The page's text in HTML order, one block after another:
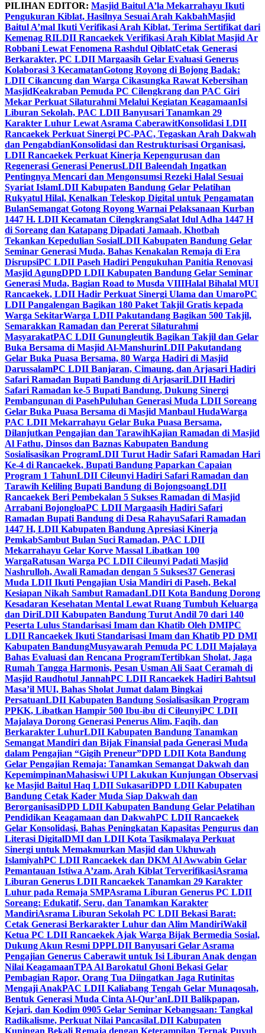
PILIHAN EDITOR: Masjid Baitul A’la Mekarrahayu Ikuti
Pengukuran Kiblat, Hasilnya Sesuai Arah KakbahMasjid
Baitul A’mal Ikuti Verifikasi Arah Kiblat, Terima Sertifikat dari
Kemenag RILDII Rancaekek Verifikasi Arah Kiblat Masjid Ar
Robbani Lewat Fenomena Rashdul QiblatCetak Generasi
Berkarakter, PC LDII Margaasih Gelar Evaluasi Generus
Kolaborasi 3 KecamatanGotong Royong di Bojong Badak:
LDII Cikancung dan Warga Cikasungka Rawat Kebersihan
MasjidKeakraban Pemuda PC Cilengkrang dan PAC Giri
Mekar Perkuat Silaturahmi Melalui Kegiatan KeagamaanIsi
Liburan Sekolah, PAC LDII Banyusari Tanamkan 29
Karakter Luhur Lewat Asrama CaberawitKonsolidasi LDII
Rancaekek Perkuat Sinergi PC-PAC, Tegaskan Arah Dakwah
dan PengabdianKonsolidasi dan Restrukturisasi Organisasi,
LDII Rancaekek Perkuat Kinerja Kepengurusan dan
Regenerasi Generasi PenerusLDII Baleendah Ingatkan
Pentingnya Mencari dan Mengonsumsi Rezeki Halal Sesuai
Syariat IslamLDII Kabupaten Bandung Gelar Pelatihan
Rukyatul Hilal, Kenalkan Teleskop Digital untuk Pengamatan
BulanSemangat Gotong Royong Warnai Pelaksanaan Kurban
1447 H. LDII Kecamatan CilengkrangSalat Idul Adha 1447 H
di Soreang dan Katapang Dipadati Jamaah, Khotbah
Tekankan Kepedulian SosialLDII Kabupaten Bandung Gelar
Seminar Generasi Muda, Bahas Kenakalan Remaja di Era
DisrupsiPC LDII Paseh Hadiri Pengukuhan Panitia Renovasi
Masjid AgungDPD LDII Kabupaten Bandung Gelar Seminar
Generasi Muda, Bagian Road to Musda VIIIHalal Bihalal MUI
Rancaekek, LDII Hadir Perkuat Sinergi Ulama dan UmaroPC
LDII Pangalengan Bagikan 180 Paket Takjil Gratis kepada
Warga SekitarWarga LDII Pakutandang Bagikan 500 Takjil,
Semarakkan Ramadan dan Pererat Silaturahmi
MasyarakatPAC LDII Gunungleutik Bagikan Takjil dan Gelar
Buka Bersama di Masjid Al-ManshurinLDII Pakutandang
Gelar Buka Puasa Bersama, 80 Warga Hadiri di Masjid
DarussalamPC LDII Banjaran, Cimaung, dan Arjasari Hadiri
Safari Ramadan Bupati Bandung di ArjasariLDII Hadiri
Safari Ramadan ke-5 Bupati Bandung, Dukung Sinergi
Pembangunan di PasehPuluhan Generasi Muda LDII Soreang
Gelar Buka Puasa Bersama di Masjid Manbaul HudaWarga
PAC LDII Mekarrahayu Gelar Buka Puasa Bersama,
Dilanjutkan Pengajian dan TarawihKajian Ramadan di Masjid
Al Fathu, Dinsos dan Baznas Kabupaten Bandung
Sosialisasikan ProgramLDII Turut Hadir Safari Ramadan Hari
Ke-4 di Rancaekek, Bupati Bandung Paparkan Capaian
Program 1 TahunLDII Cileunyi Hadiri Safari Ramadan dan
Tarawih Keliling Bupati Bandung di BojongsoangLDII
Rancaekek Beri Pembekalan 5 Sukses Ramadan di Masjid
Arrabani BojongloaPC LDII Margaasih Hadiri Safari
Ramadan Bupati Bandung di Desa RahayuSafari Ramadan
1447 H, LDII Kabupaten Bandung Apresiasi Kinerja
PemkabSambut Bulan Suci Ramadan, PAC LDII
Mekarrahayu Gelar Korve Massal Libatkan 100
WargaRatusan Warga PC LDII Cileunyi Padati Masjid
Nashrulloh, Awali Ramadan dengan 5 Sukses37 Generasi
Muda LDII Ikuti Pengajian Usia Mandiri di Paseh, Bekal
Kesiapan Nikah Sambut RamadanLDII Kota Bandung Dorong
Kesadaran Kesehatan Mental Lewat Ruang Tumbuh Keluarga
dan DiriLDII Kabupaten Bandung Turut Andil 70 dari 140
Peserta Lulus Standarisasi Imam dan Khatib Oleh DMIPC
LDII Rancaekek Ikuti Standarisasi Imam dan Khatib PD DMI
Kabupaten BandungMusyawarah Pemuda PC LDII Majalaya
Bahas Evaluasi dan Rencana ProgramTertibkan Sholat, Jaga
Rumah Tangga Harmonis, Pesan Usman Ali Saat Ceramah di
Masjid Raudhotul JannahPC LDII Rancaekek Hadiri Bahtsul
Masa’il MUI, Bahas Sholat Jumat dalam Bingkai
PersatuanLDII Kabupaten Bandung Sosialisasikan Program
PPKK, Libatkan Hampir 500 Ibu-ibu di CileunyiPC LDII
Majalaya Dorong Generasi Penerus Alim, Faqih, dan
Berkarakter LuhurLDII Kabupaten Bandung Tanamkan
Semangat Mandiri dan Bijak Finansial pada Generasi Muda
dalam Pengajian “Gigih Preneur”DPD LDII Kota Bandung
Gelar Pengajian Remaja: Tanamkan Semangat Dakwah dan
KepemimpinanMahasiswi UPI Lakukan Kunjungan Observasi
ke Masjid Baitul Haq LDII SukasariDPD LDII Kabupaten
Bandung Cetak Kader Muda Siap Dakwah dan
BerorganisasiDPD LDII Kabupaten Bandung Gelar Pelatihan
Pendidikan Keagamaan dan DakwahPC LDII Rancaekek
Gelar Konsolidasi, Bahas Peningkatan Kapasitas Pengurus dan
Literasi DigitalDMI dan LDII Kota Tasikmalaya Perkuat
Sinergi untuk Memakmurkan Masjid dan Ukhuwah
IslamiyahPC LDII Rancaekek dan DKM Al Awwabin Gelar
Pemantauan Istiwa A’zam, Arah Kiblat TerverifikasiAsrama
Liburan Generus LDII Rancaekek Tanamkan 29 Karakter
Luhur pada Remaja SMPAsrama Liburan Generus PC LDII
Soreang: Edukatif, Seru, dan Tanamkan Karakter
MandiriAsrama Liburan Sekolah PC LDII Bekasi Barat:
Cetak Generasi Berkarakter Luhur dan Alim MandiriWakil
Ketua PC LDII Rancaekek Ajak Warga Bijak Bermedia Sosial,
Dukung Akun Resmi DPPLDII Banyusari Gelar Asrama
Pengajian Generus Caberawit untuk Isi Liburan Anak dengan
Nilai KeagamaanTPA Al Barokatul Ghoni Bekasi Gelar
Pembagian Rapor, Orang Tua Diingatkan Jaga Rutinitas
Mengaji AnakPAC LDII Kaliabang Tengah Gelar Munaqosah,
Bentuk Generasi Muda Cinta Al-Qur’anLDII Balikpapan,
Kejari, dan Kodim 0905 Gelar Seminar Kebangsaan: Tangkal
Radikalisme, Perkuat Nilai PancasilaLDII Kabupaten